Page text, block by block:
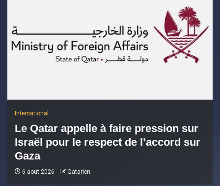
International
Le Qatar appelle à faire pression sur
Israël pour le respect de l’accord sur
Gaza
6 août 2026 Qatarien